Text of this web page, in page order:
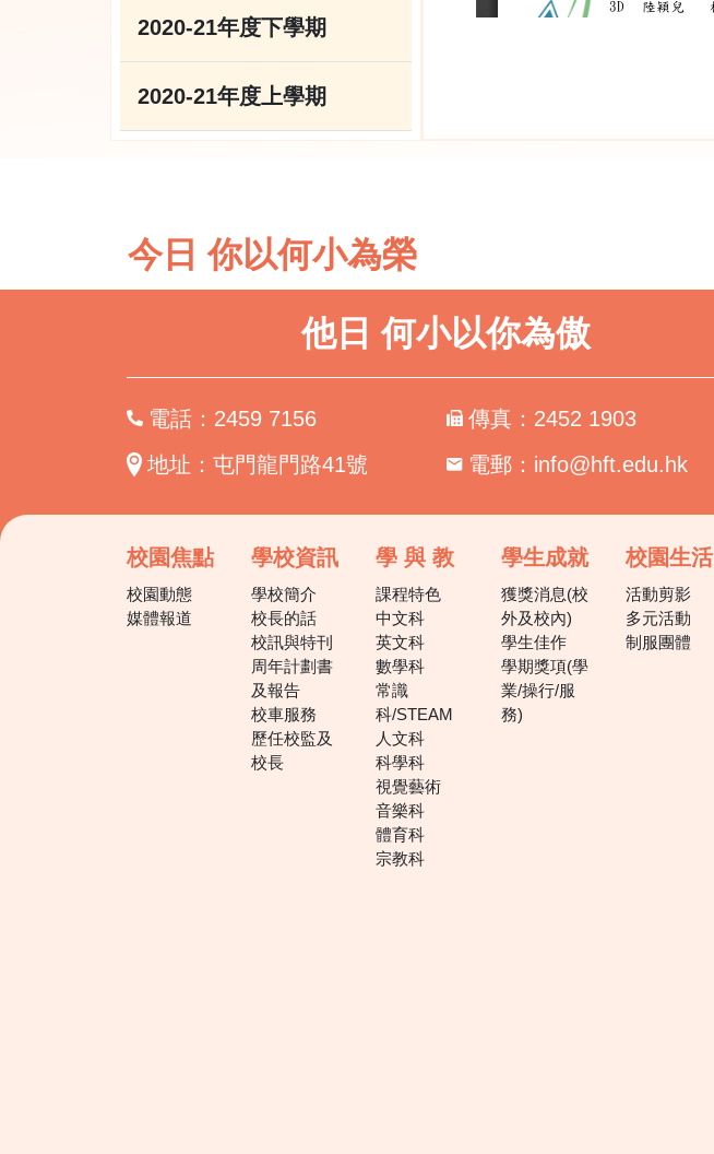
2020-21年度下學期
2020-21年度上學期
今日 你以何小為榮
他日 何小以你為傲
電話：2459 7156
傳真：2452 1903
地址：屯門龍門路41號
電郵： info@hft.edu.hk
校園焦點
校園動態
媒體報道
學校資訊
學校簡介
校長的話
校訊與特刊
周年計劃書
及報告
校車服務
歷任校監及
校長
學 與 教
課程特色
中文科
英文科
數學科
常識
科/STEAM
人文科
科學科
視覺藝術
音樂科
體育科
宗教科
學生成就
獲獎消息(校
外及校內)
學生佳作
學期獎項(學
業/操行/服
務)
校園生活
活動剪影
多元活動
制服團體